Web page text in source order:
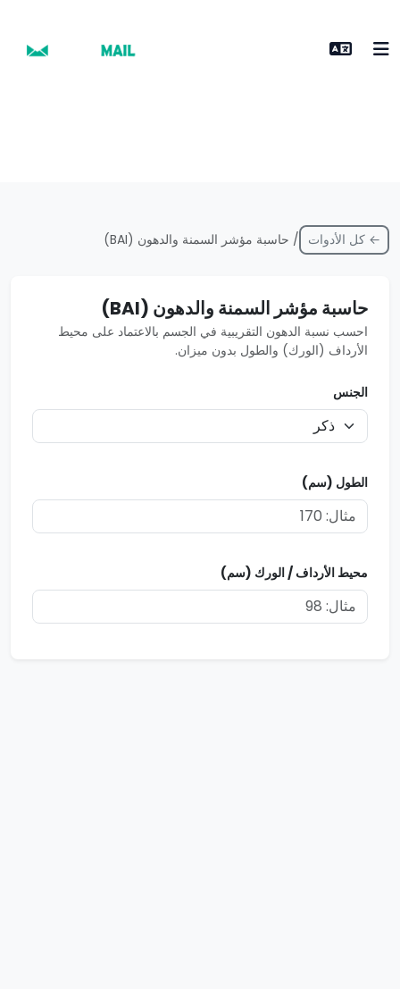
← كل الأدوات / حاسبة مؤشر السمنة والدهون (BAI)
حاسبة مؤشر السمنة والدهون (BAI)
احسب نسبة الدهون التقريبية في الجسم بالاعتماد على محيط
الأرداف (الورك) والطول بدون ميزان.
الجنس
الطول (سم)
محيط الأرداف / الورك (سم)